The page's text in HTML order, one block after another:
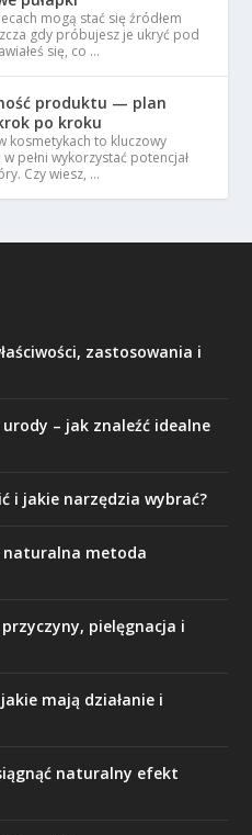
mogą stać się źródłem
gdy próbujesz je ukryć pod
się, co …
produktu — plan
po kroku
kosmetykach to kluczowy
pełni wykorzystać potencjał
Czy wiesz, …
zastosowania i
– jak znaleźć idealne
i jakie narzędzia wybrać?
naturalna metoda
przyczyny, pielęgnacja i
mają działanie i
naturalny efekt